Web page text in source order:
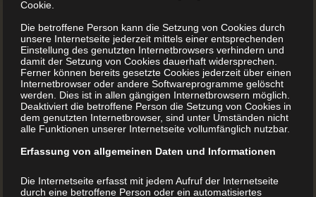
Ihnen dabei Einige der erfolgreichsten Filme und Serien
haben ein gemeinsames Thema: Sie handeln von
Familiengeschichten. Manchmal liebenswert,
manchmal dramatisch, aber immer spannend erzählt.
Menschliche Schicksale über viele Jahre, vielleicht sogar
über Generationen zu begleiten, fesselt uns. Von der
Idee zum Druck Doch was sind die Kunstfiguren ...
MEHR LESEN
Cookie.
Die betroffene Person kann die Setzung von Cookies durch
unsere Internetseite jederzeit mittels einer entsprechenden
Einstellung des genutzten Internetbrowsers verhindern und
damit der Setzung von Cookies dauerhaft widersprechen.
Ferner können bereits gesetzte Cookies jederzeit über einen
Internetbrowser oder andere Softwareprogramme gelöscht
werden. Dies ist in allen gängigen Internetbrowsern möglich.
Deaktiviert die betroffene Person die Setzung von Cookies in
dem genutzten Internetbrowser, sind unter Umständen nicht
alle Funktionen unserer Internetseite vollumfänglich nutzbar.
Erfassung von allgemeinen Daten und Informationen
Die Internetseite erfasst mit jedem Aufruf der Internetseite
durch eine betroffene Person oder ein automatisiertes